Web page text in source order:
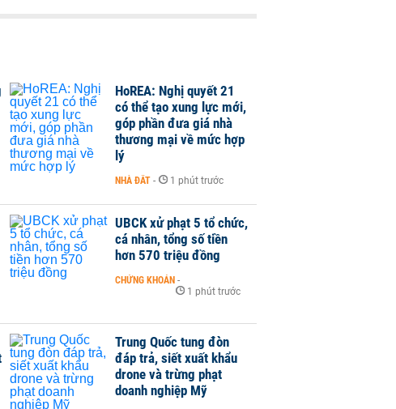
HoREA: Nghị quyết 21
có thể tạo xung lực mới,
góp phần đưa giá nhà
thương mại về mức hợp
lý
NHÀ ĐẤT - 1 phút trước
UBCK xử phạt 5 tổ chức,
cá nhân, tổng số tiền
hơn 570 triệu đồng
CHỨNG KHOÁN -
1 phút trước
Trung Quốc tung đòn
đáp trả, siết xuất khẩu
drone và trừng phạt
doanh nghiệp Mỹ